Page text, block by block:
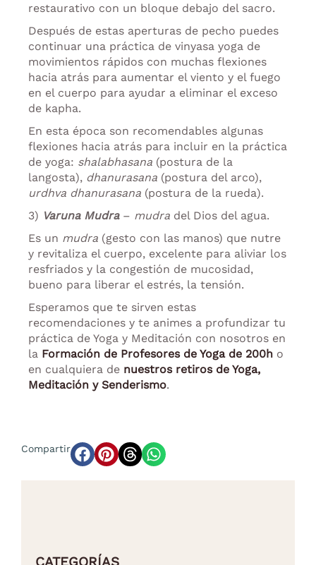
restaurativo con un bloque debajo del sacro.
Después de estas aperturas de pecho puedes
continuar una práctica de vinyasa yoga de
movimientos rápidos con muchas flexiones
hacia atrás para aumentar el viento y el fuego
en el cuerpo para ayudar a eliminar el exceso
de kapha.
En esta época son recomendables algunas
flexiones hacia atrás para incluir en la práctica
de yoga: shalabhasana (postura de la
langosta), dhanurasana (postura del arco),
urdhva dhanurasana (postura de la rueda).
3) Varuna Mudra– mudra del Dios del agua.
Es un mudra (gesto con las manos) que nutre
y revitaliza el cuerpo, excelente para aliviar los
resfriados y la congestión de mucosidad,
bueno para liberar el estrés, la tensión.
Esperamos que te sirven estas
recomendaciones y te animes a profundizar tu
práctica de Yoga y Meditación con nosotros en
la Formación de Profesores de Yoga de 200h o
en cualquiera de nuestros retiros de Yoga,
Meditación y Senderismo.
Compartir